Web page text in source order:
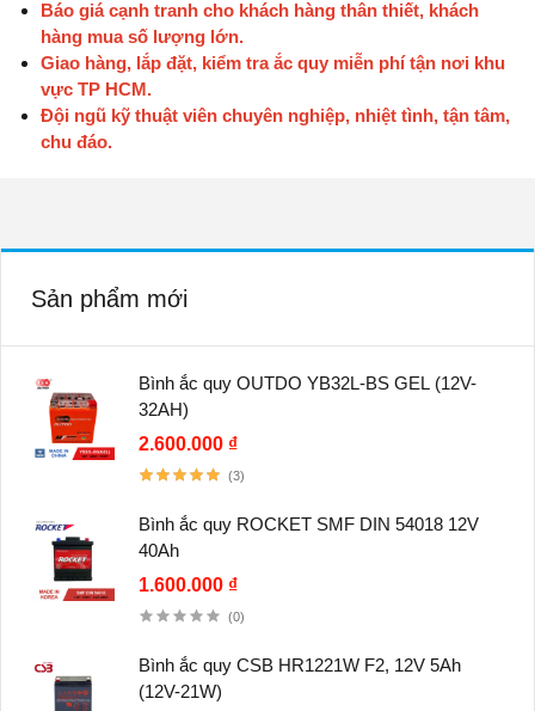
Sản phẩm mới
Bình ắc quy OUTDO YB32L-BS GEL (12V-
32AH)
2.600.000 ₫
(3)
Bình ắc quy ROCKET SMF DIN 54018 12V
40Ah
1.600.000 ₫
(0)
Bình ắc quy CSB HR1221W F2, 12V 5Ah
(12V-21W)
Báo giá cạnh tranh cho khách hàng thân thiết, khách
hàng mua số lượng lớn.
Giao hàng, lắp đặt, kiểm tra ắc quy miễn phí tận nơi khu
vực TP HCM.
Đội ngũ kỹ thuật viên chuyên nghiệp, nhiệt tình, tận tâm,
chu đáo.